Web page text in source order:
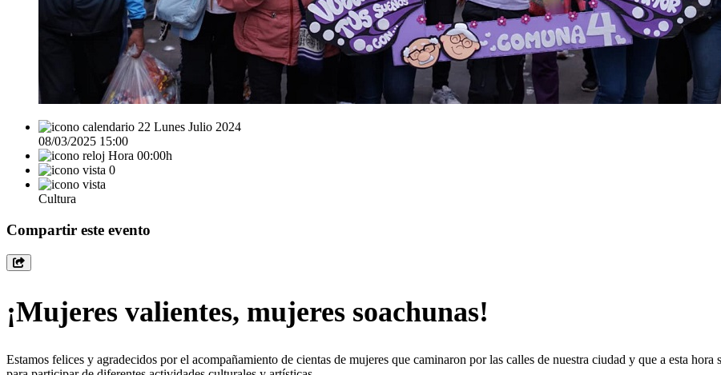
22 Lunes Julio 2024
08/03/2025 15:00
Hora 00:00h
0
Cultura
Compartir este evento
¡Mujeres valientes, mujeres soachunas!
Estamos felices y agradecidos por el acompañamiento de cientas de mujeres que caminaron por las calles de nuestra ciudad y que a esta hora